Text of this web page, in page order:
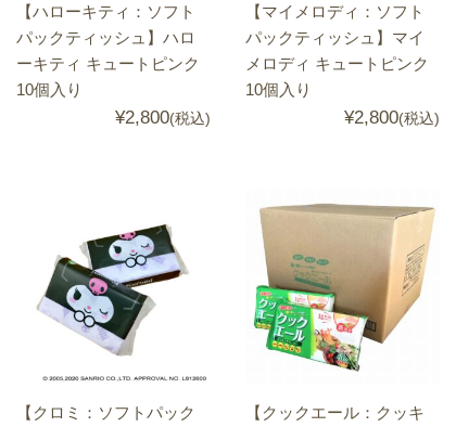
【ハローキティ：ソフト
パックティッシュ】ハロ
ーキティ キュートピンク
10個入り
¥2,800(税込)
【マイメロディ：ソフト
パックティッシュ】マイ
メロディ キュートピンク
10個入り
¥2,800(税込)
【クロミ：ソフトパック 【クックエール：クッキ